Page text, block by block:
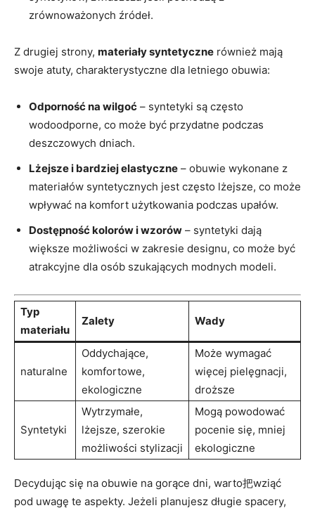
zrównoważonych ⁢źródeł.
Z drugiej⁣ strony, materiały syntetyczne również mają‌
swoje atuty,⁣ charakterystyczne dla⁤ letniego obuwia:
Odporność na ⁤wilgoć – syntetyki są często
wodoodporne, co ​może ‍być ⁣przydatne podczas
deszczowych dniach.
Lżejsze i ⁣bardziej ‍elastyczne ‌– obuwie ​wykonane z
materiałów ‌syntetycznych jest często lżejsze, co może
wpływać na komfort ⁢użytkowania podczas upałów.
Dostępność kolorów i wzorów – syntetyki dają
większe możliwości w zakresie ⁢designu, ‌co może być
atrakcyjne dla osób⁢ szukających modnych ​modeli.
Typ
materiału
Zalety Wady
naturalne
Oddychające,​
komfortowe,
ekologiczne
Może wymagać
więcej pielęgnacji,
droższe
Syntetyki
Wytrzymałe,
lżejsze, szerokie​
możliwości stylizacji
Mogą⁢ powodować​
pocenie się, mniej
ekologiczne
Decydując się na ⁤obuwie na gorące​ dni, warto把wziąć ​
pod uwagę te aspekty. Jeżeli planujesz długie ‍spacery,​